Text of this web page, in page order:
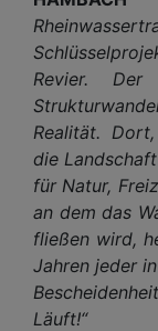
Revier.
Realität.
die
für Natur,
an dem das
fließen wird,
Jahren jeder
Läuft!“